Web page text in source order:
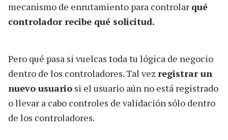
mecanismo de enrutamiento para controlar qué
controlador recibe qué solicitud.
Pero qué pasa si vuelcas toda tu lógica de negocio
dentro de los controladores. Tal vez registrar un
nuevo usuario si el usuario aún no está registrado
o llevar a cabo controles de validación sólo dentro
de los controladores.